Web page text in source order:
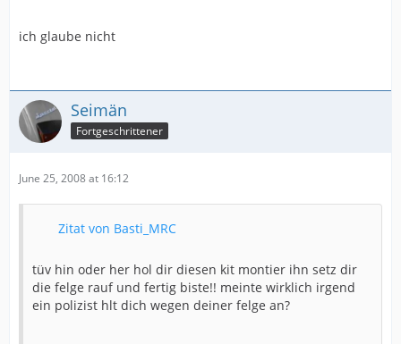
ich glaube nicht
Seimän
Fortgeschrittener
June 25, 2008 at 16:12
Zitat von Basti_MRC
tüv hin oder her hol dir diesen kit montier ihn setz dir
die felge rauf und fertig biste!! meinte wirklich irgend
ein polizist hlt dich wegen deiner felge an?